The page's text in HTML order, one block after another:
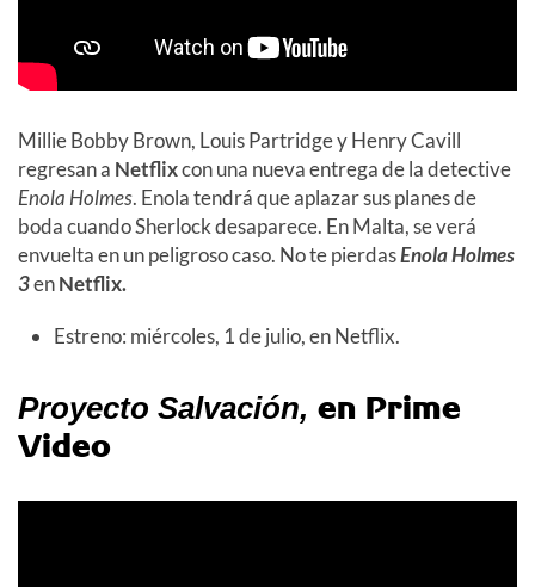
Millie Bobby Brown, Louis Partridge y Henry Cavill
regresan a Netflixcon una nueva entrega de la detective
Enola Holmes. Enola tendrá que aplazar sus planes de
boda cuando Sherlock desaparece. En Malta, se verá
envuelta en un peligroso caso. No te pierdasEnola Holmes
3enNetflix.
Estreno: miércoles, 1 de julio, en Netflix.
Proyecto Salvación, en Prime
Video